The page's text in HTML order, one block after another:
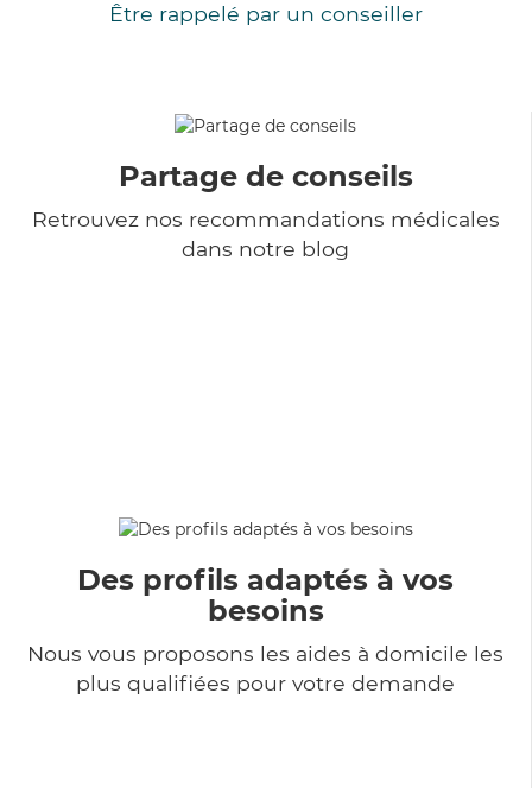
Être rappelé par un conseiller
Partage de conseils
Retrouvez nos recommandations médicales
dans notre blog
Des profils adaptés à vos
besoins
Nous vous proposons les aides à domicile les
plus qualifiées pour votre demande